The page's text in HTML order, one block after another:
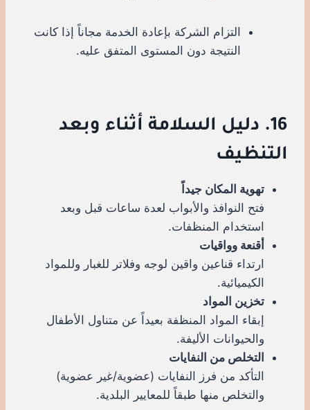
التزام الشركة بإعادة الخدمة مجاناً إذا كانت
النتيجة دون المستوى المتفق عليه.
16. دليل السلامة أثناء وبعد
التنظيف
تهوية المكان جيداً
فتح النوافذ والأبواب لعدة ساعات قبل وبعد
استخدام المنظفات.
أقنعة وواقيات
ارتداء قناعين واقين لوجه وفلاتر للغبار وللمواد
الكيميائية.
تخزين المواد
إبقاء المواد المنظفة بعيداً عن متناول الأطفال
والحيوانات الأليفة.
التخلص من النفايات
التأكد من فرز النفايات (عضوية/غير عضوية)
والتخلص منها طبقاً للمعايير البلدية.